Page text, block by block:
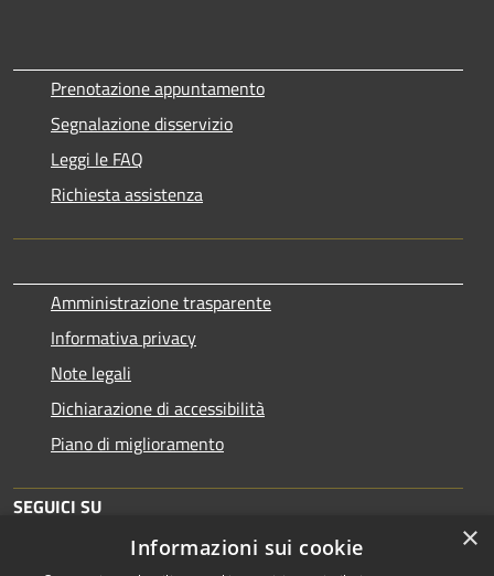
Prenotazione appuntamento
Segnalazione disservizio
Leggi le FAQ
Richiesta assistenza
Amministrazione trasparente
Informativa privacy
Note legali
Dichiarazione di accessibilità
Piano di miglioramento
SEGUICI SU
×
Informazioni sui cookie